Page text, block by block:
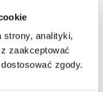
strony, analityki,
zaakceptować
zgody.
Easy Clean
Premium – szkło
złoty połysk to